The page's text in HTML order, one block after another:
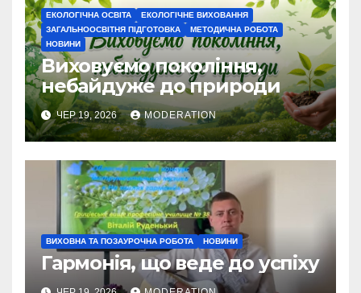
ЕКОЛОГІЧНА ОСВІТА
ЕКОЛОГІЧНЕ ВИХОВАННЯ
ЗАГАЛЬНООСВІТНЯ ПІДГОТОВКА
МЕТОДИЧНА РОБОТА
НОВИНИ
Виховуємо покоління,
небайдуже до природи
ЧЕР 19, 2026 MODERATION
ВИХОВНА ТА ПОЗАУРОЧНА РОБОТА НОВИНИ
Гармонія, що веде до успіху